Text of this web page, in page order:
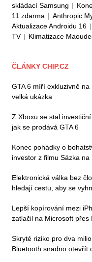
skládací Samsung |
11 zdarma | Anthropic
Aktualizace Androidu 16 |
TV | Klimatizace
ČLÁNKY CHIP.CZ
GTA 6 míří exkluzivně
velká ukázka
Z Xboxu se stal
jak se prodává GTA 6
Konec pohádky o
investor z filmu Sázka
Elektronická válka bez
hledají cestu, aby se
Lepší kopírování mezi
zatlačil na Microsoft přes
Skryté riziko pro dva
Bluetooth snadno otevřít